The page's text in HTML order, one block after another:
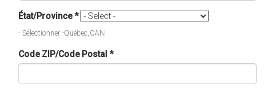
État/Province*
- Sélectionner -Québec,CAN
Code ZIP/Code Postal *